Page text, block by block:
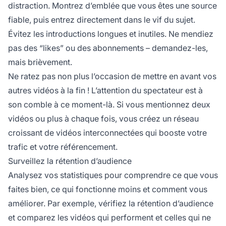
distraction. Montrez d’emblée que vous êtes une source
fiable, puis entrez directement dans le vif du sujet.
Évitez les introductions longues et inutiles. Ne mendiez
pas des “likes” ou des abonnements – demandez-les,
mais brièvement.
Ne ratez pas non plus l’occasion de mettre en avant vos
autres vidéos à la fin ! L’attention du spectateur est à
son comble à ce moment-là. Si vous mentionnez deux
vidéos ou plus à chaque fois, vous créez un réseau
croissant de vidéos interconnectées qui booste votre
trafic et votre référencement.
Surveillez la rétention d’audience
Analysez vos statistiques pour comprendre ce que vous
faites bien, ce qui fonctionne moins et comment vous
améliorer. Par exemple, vérifiez la rétention d’audience
et comparez les vidéos qui performent et celles qui ne